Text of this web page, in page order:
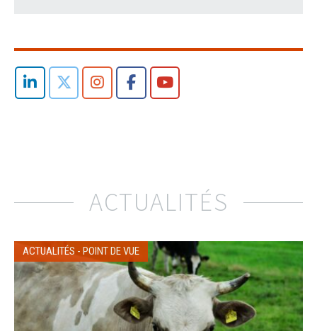
ACTUALITÉS
ACTUALITÉS - POINT DE VUE